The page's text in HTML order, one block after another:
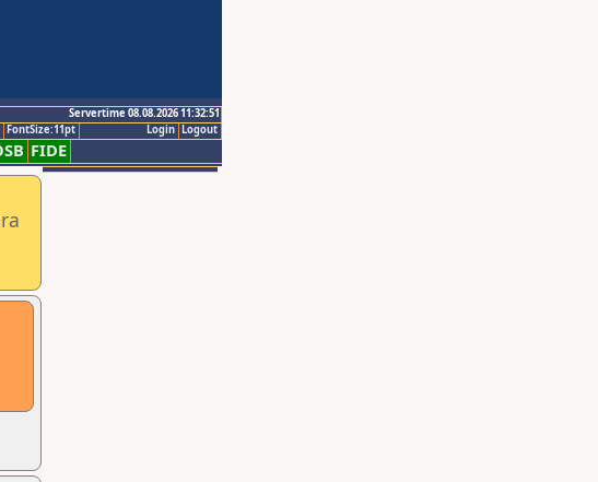
Servertime 08.08.2026 11:32:51
Logout
Login
FontSize:11pt
FIDE